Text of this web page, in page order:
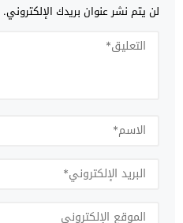
لن يتم نشر عنوان بريدك الإلكتروني.